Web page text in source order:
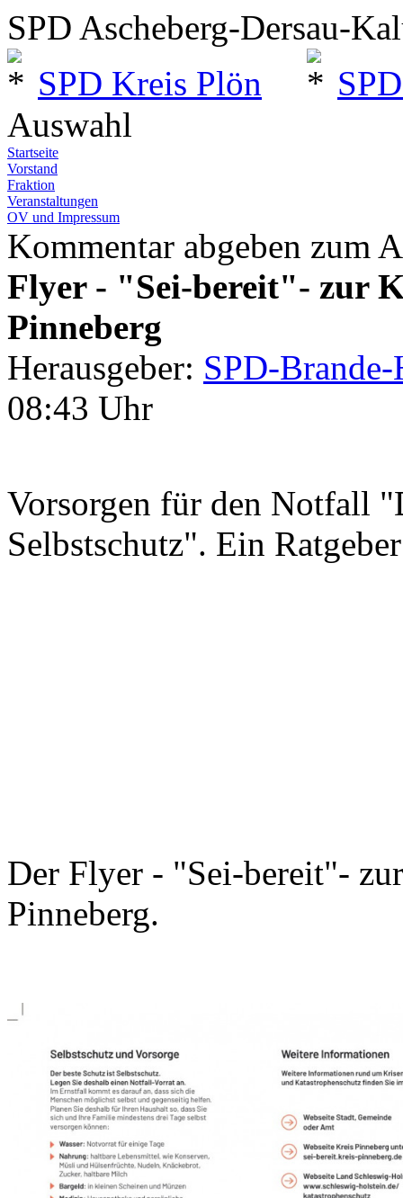
SPD Ascheberg-Dersau-
SPD Kreis Plön
Auswahl
Startseite
Vorstand
Fraktion
Veranstaltungen
OV und Impressum
Kommentar abgeben zum
Flyer - "Sei-bereit"- zur
Pinneberg
Herausgeber: SPD-
08:43 Uhr
Vorsorgen für den Notfall
Selbstschutz". Ein
Der Flyer - "Sei-bereit"-
Pinneberg.